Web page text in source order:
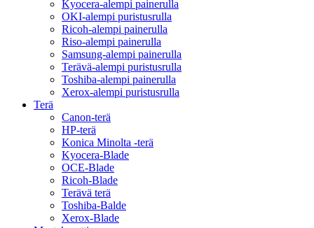
Kyocera-alempi painerulla
OKI-alempi puristusrulla
Ricoh-alempi painerulla
Riso-alempi painerulla
Samsung-alempi painerulla
Terävä-alempi puristusrulla
Toshiba-alempi painerulla
Xerox-alempi puristusrulla
Terä
Canon-terä
HP-terä
Konica Minolta -terä
Kyocera-Blade
OCE-Blade
Ricoh-Blade
Terävä terä
Toshiba-Balde
Xerox-Blade